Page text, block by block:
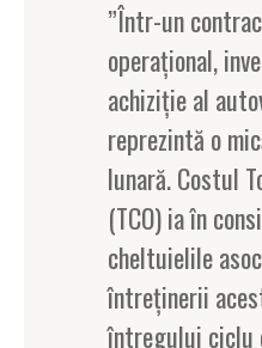
”Într-un
operațional,
achiziție al
reprezintă o
lunară. Costul
(TCO) ia în
cheltuielile
întreținerii
întregului ciclu